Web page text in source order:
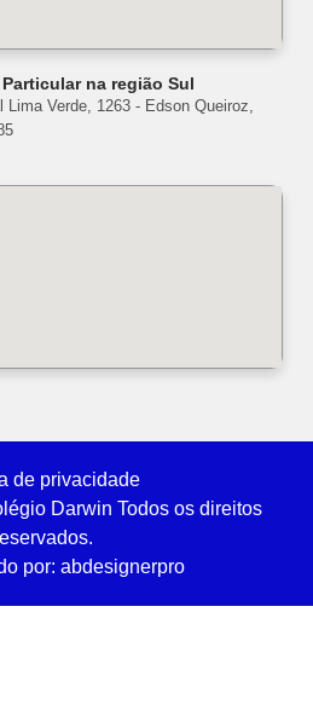
na região Sul
Lima Verde, 1263 - Edson Queiroz,
de privacidade
Darwin Todos os direitos
por: abdesignerpro